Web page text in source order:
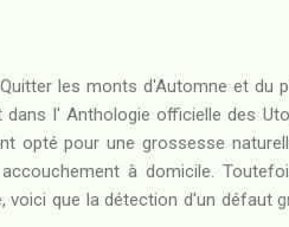
les monts d'Automne et du
l' Anthologie officielle des
opté pour une grossesse
à domicile.
voici que la détection d'un défaut